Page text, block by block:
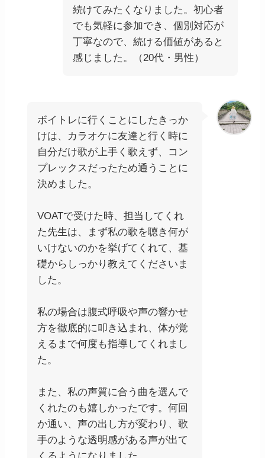
続けてみたくなりました。初心者
でも気軽に参加でき、個別対応が
丁寧なので、続ける価値があると
感じました。（20代・男性）
ボイトレに行くことにしたきっか
けは、カラオケに友達と行く時に
自分だけ歌が上手く歌えず、コン
プレックスだったため通うことに
決めました。
VOATで受けた時、担当してくれ
た先生は、まず私の歌を聴き何が
いけないのかを挙げてくれて、基
礎からしっかり教えてくださいま
した。
私の場合は腹式呼吸や声の響かせ
方を徹底的に叩き込まれ、体が覚
えるまで何度も指導してくれまし
た。
また、私の声質に合う曲を選んで
くれたのも嬉しかったです。何回
か通い、声の出し方が変わり、歌
手のような透明感がある声が出て